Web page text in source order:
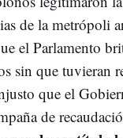
de la metrópoli
el Parlamento
sin que tuvieran
que el
de